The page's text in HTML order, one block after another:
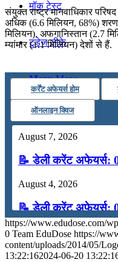
मॉक टेस्ट
टुडेज जीके
Menu Menu
संयुक्त राष्ट्र मानवाधिकार
अधिक (6.6 मिलियन, 68%)
मिलियन), अफगानिस्तान (2.7
म्यांमार (1.1 मिलियन) देशों से हैं.
कर्रेंट अफेयर्स होम
ऑनलाइन क्विज
August 7, 2026
📝 डेली करेंट अफेयर्स:
August 4, 2026
📝 डेली करेंट अफेयर्स:
July 31, 2026
📝 डेली करेंट अफेयर्स:
https://www.edudose.com/
0 Team EduDose https://
content/uploads/2014/05/
13:22:162024-06-20